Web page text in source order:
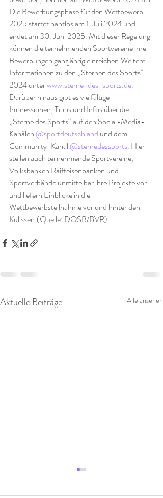
Die Bewerbungsphase für den Wettbewerb
2025 startet nahtlos am 1. Juli 2024 und
endet am 30. Juni 2025. Mit dieser Regelung
können die teilnehmenden Sportvereine ihre
Bewerbungen ganzjährig einreichen.Weitere
Informationen zu den „Sternen des Sports“
2024 unter www.sterne-des-sports.de.
Darüber hinaus gibt es vielfältige
Impressionen, Tipps und Infos über die
„Sterne des Sports“ auf den Social-Media-
Kanälen @sportdeutschland und dem
Community-Kanal @sternedessports. Hier
stellen auch teilnehmende Sportvereine,
Volksbanken Raiffeisenbanken und
Sportverbände unmittelbar ihre Projekte vor
und liefern Einblicke in die
Wettbewerbsteilnahme vor und hinter den
Kulissen.(Quelle: DOSB/BVR)
Aktuelle Beiträge Alle ansehen